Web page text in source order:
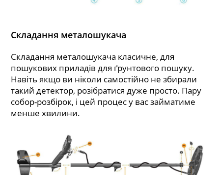
Складання металошукача
Складання металошукача класичне, для
пошукових приладів для ґрунтового пошуку.
Навіть якщо ви ніколи самостійно не збирали
такий детектор, розібратися дуже просто. Пару
собор-розбірок, і цей процес у вас займатиме
менше хвилини.